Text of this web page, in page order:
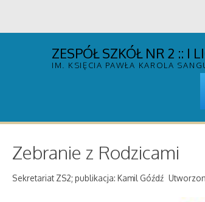
ZESPÓŁ SZKÓŁ NR 2 :: I
IM. KSIĘCIA PAWŁA KAROLA
Zebranie z Rodzicami
Sekretariat ZS2; publikacja: Kamil Góźdź